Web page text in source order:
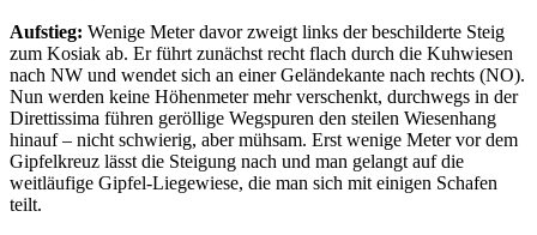
Aufstieg: Wenige Meter davor zweigt links der beschilderte Steig
zum Kosiak ab. Er führt zunächst recht flach durch die Kuhwiesen
nach NW und wendet sich an einer Geländekante nach rechts (NO).
Nun werden keine Höhenmeter mehr verschenkt, durchwegs in der
Direttissima führen geröllige Wegspuren den steilen Wiesenhang
hinauf – nicht schwierig, aber mühsam. Erst wenige Meter vor dem
Gipfelkreuz lässt die Steigung nach und man gelangt auf die
weitläufige Gipfel-Liegewiese, die man sich mit einigen Schafen
teilt.